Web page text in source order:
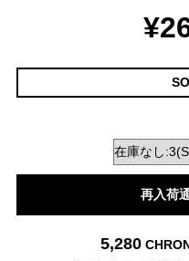
再入荷
5,280